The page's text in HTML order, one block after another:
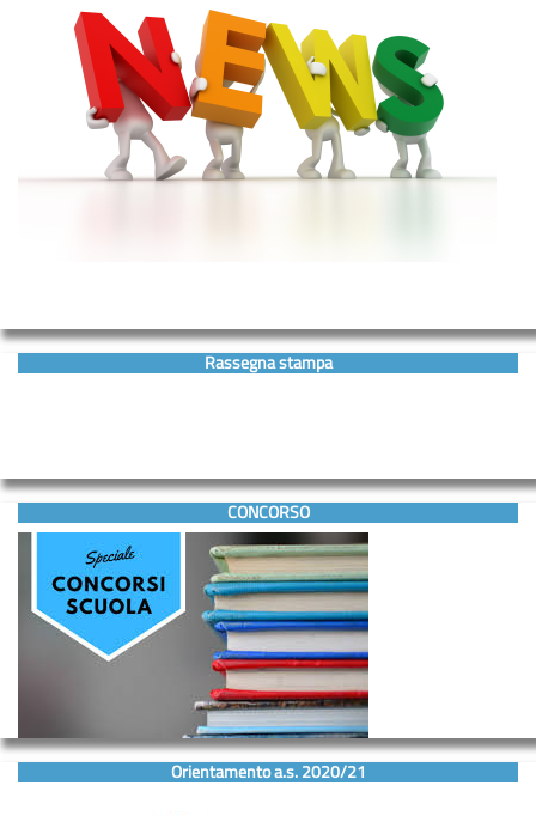
Rassegna stampa
CONCORSO
Orientamento a.s. 2020/21